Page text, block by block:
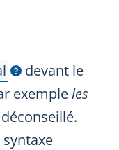
devant le
exempleles